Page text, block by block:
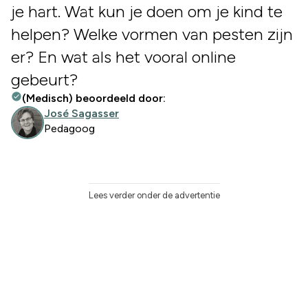
je hart. Wat kun je doen om je kind te
helpen? Welke vormen van pesten zijn
er? En wat als het vooral online
gebeurt?
(Medisch) beoordeeld door:
José Sagasser
Pedagoog
Lees verder onder de advertentie